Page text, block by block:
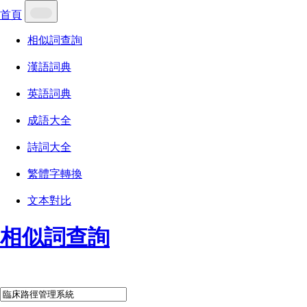
首頁
相似詞查詢
漢語詞典
英語詞典
成語大全
詩詞大全
繁體字轉換
文本對比
相似詞查詢